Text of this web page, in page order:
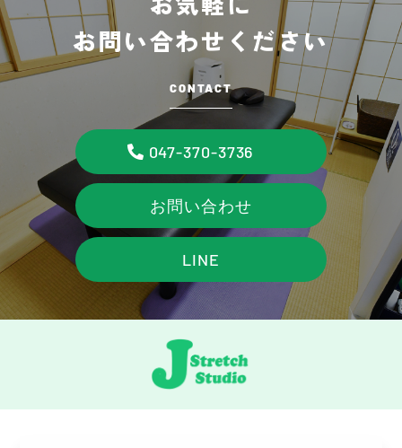
お問い合わせください
CONTACT
047-370-3736
お問い合わせ
LINE